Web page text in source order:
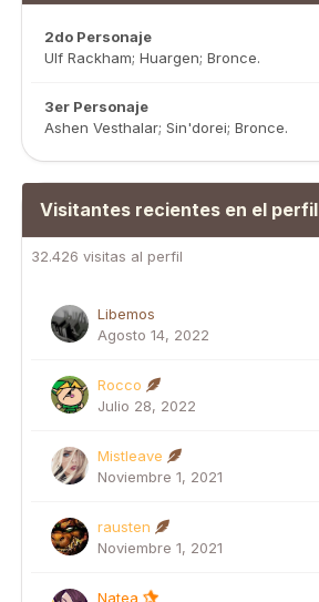
2do Personaje
Ulf Rackham; Huargen; Bronce.
3er Personaje
Ashen Vesthalar; Sin'dorei; Bronce.
Visitantes recientes en el perfil
32.426 visitas al perfil
Libemos
Agosto 14, 2022
Rocco
Julio 28, 2022
Mistleave
Noviembre 1, 2021
rausten
Noviembre 1, 2021
Natea